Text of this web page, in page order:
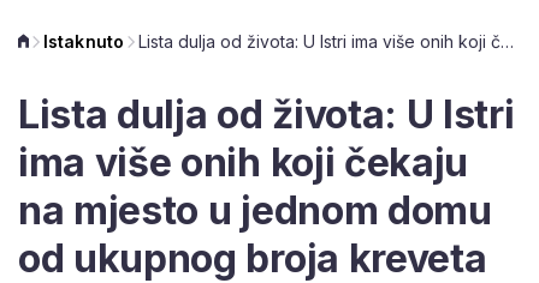
Istaknuto Lista dulja od života: U Istri ima više onih koji čekaju na mjesto u jednom domu od ukupnog broja kreveta
Lista dulja od života: U Istri
ima više onih koji čekaju
na mjesto u jednom domu
od ukupnog broja kreveta